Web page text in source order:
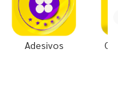
Adesivos